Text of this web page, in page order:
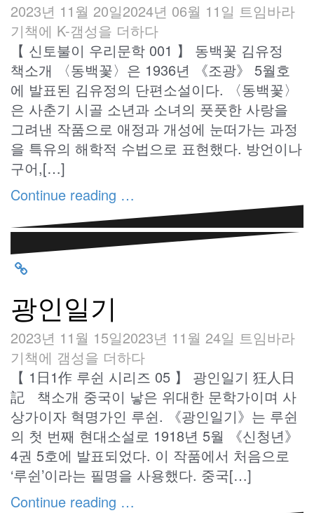
2023년 11월 20일2024년 06월 11일 트임바라
기책에 K-갬성을 더하다
【 신토불이 우리문학 001 】 동백꽃 김유정
책소개 〈동백꽃〉은 1936년 《조광》 5월호
에 발표된 김유정의 단편소설이다. 〈동백꽃〉
은 사춘기 시골 소년과 소녀의 풋풋한 사랑을
그려낸 작품으로 애정과 개성에 눈떠가는 과정
을 특유의 해학적 수법으로 표현했다. 방언이나
구어,[…]
Continue reading …
광인일기
2023년 11월 15일2023년 11월 24일 트임바라
기책에 갬성을 더하다
【 1日1作 루쉰 시리즈 05 】 광인일기 狂人日
記 책소개 중국이 낳은 위대한 문학가이며 사
상가이자 혁명가인 루쉰. 《광인일기》는 루쉰
의 첫 번째 현대소설로 1918년 5월 《신청년》
4권 5호에 발표되었다. 이 작품에서 처음으로
‘루쉰’이라는 필명을 사용했다. 중국[…]
Continue reading …